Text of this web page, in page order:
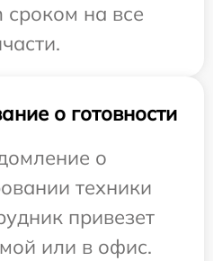
сроком на все
о готовности
о
техники
привезет
или в офис.